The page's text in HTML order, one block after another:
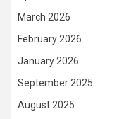
March 2026
February 2026
January 2026
September 2025
August 2025